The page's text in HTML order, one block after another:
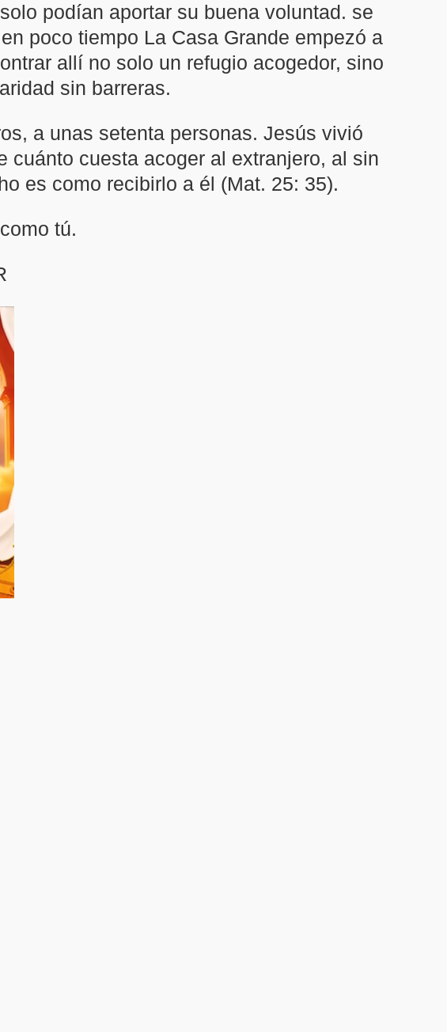
podían aportar su buena voluntad. se
poco tiempo La Casa Grande empezó a
allí no solo un refugio acogedor, sino
sin barreras.
a unas setenta personas. Jesús vivió
cuánto cuesta acoger al extranjero, al sin
es como recibirlo a él (Mat. 25: 35).
tú.